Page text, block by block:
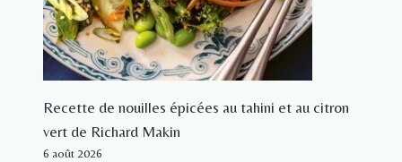
Recette de nouilles épicées au tahini et au citron
vert de Richard Makin
6 août 2026